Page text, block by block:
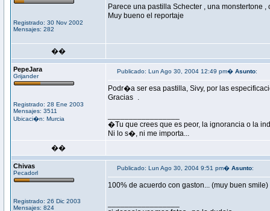
Registrado: 30 Nov 2002
Mensajes: 282
Parece una pastilla Schecter , una monstertone ,
Muy bueno el reportaje
��
PepeJara
Grijander
Registrado: 28 Ene 2003
Mensajes: 3511
Ubicaci�n: Murcia
Publicado: Lun Ago 30, 2004 12:49 pm� Asunto:
Podr�a ser esa pastilla, Sivy, por las
Gracias .
�Tu que crees que es peor, la ignorancia o la
Ni lo s�, ni me importa...
��
Chivas
Pecadorl
Registrado: 26 Dic 2003
Mensajes: 824
Publicado: Lun Ago 30, 2004 9:51 pm� Asunto:
100% de acuerdo con gaston... (muy buen smile)